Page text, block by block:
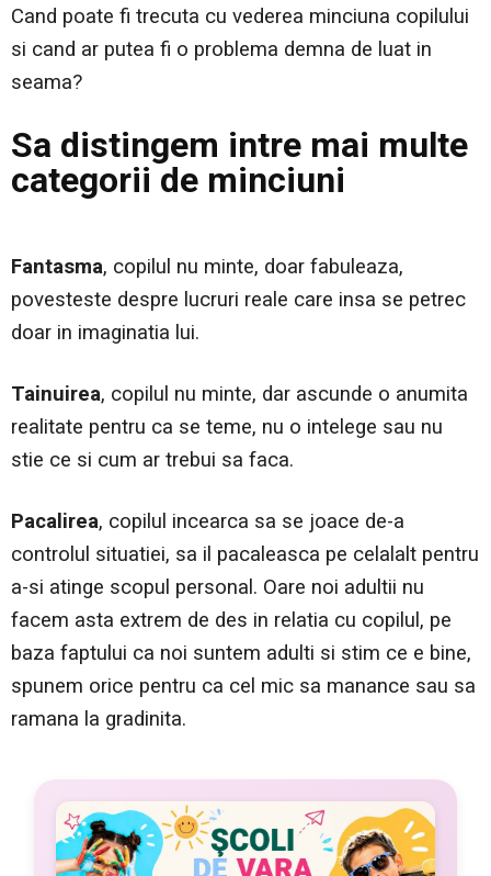
Cand poate fi trecuta cu vederea minciuna copilului
si cand ar putea fi o problema demna de luat in
seama?
Sa distingem intre mai multe
categorii de minciuni
Fantasma, copilul nu minte, doar fabuleaza,
povesteste despre lucruri reale care insa se petrec
doar in imaginatia lui.
Tainuirea, copilul nu minte, dar ascunde o anumita
realitate pentru ca se teme, nu o intelege sau nu
stie ce si cum ar trebui sa faca.
Pacalirea, copilul incearca sa se joace de-a
controlul situatiei, sa il pacaleasca pe celalalt pentru
a-si atinge scopul personal. Oare noi adultii nu
facem asta extrem de des in relatia cu copilul, pe
baza faptului ca noi suntem adulti si stim ce e bine,
spunem orice pentru ca cel mic sa manance sau sa
ramana la gradinita.